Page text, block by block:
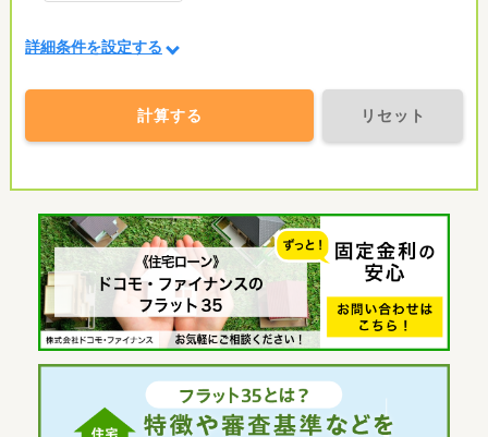
詳細条件を設定する
計算する リセット